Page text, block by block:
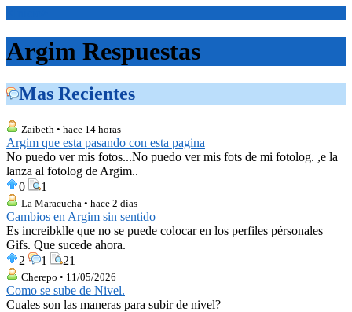
Argim Respuestas
Mas Recientes
Zaibeth • hace 14 horas
Argim que esta pasando con esta pagina
No puedo ver mis fotos...No puedo ver mis fots de mi fotolog. ,e la
lanza al fotolog de Argim..
0
1
La Maracucha • hace 2 dias
Cambios en Argim sin sentido
Es increibklle que no se puede colocar en los perfiles pérsonales
Gifs. Que sucede ahora.
2
1 21
Cherepo • 11/05/2026
Como se sube de Nivel.
Cuales son las maneras para subir de nivel?